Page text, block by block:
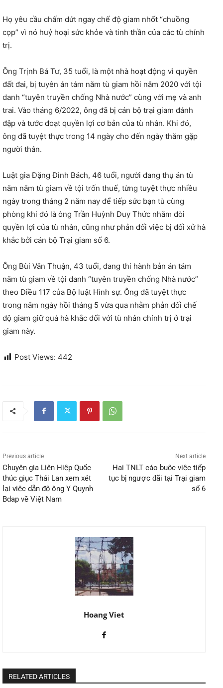
Họ yêu cầu chấm dứt ngay chế độ giam nhốt “chuồng
cọp” vì nó huỷ hoại sức khỏe và tinh thần của các tù chính
trị.
Ông Trịnh Bá Tư, 35 tuổi, là một nhà hoạt động vì quyền
đất đai, bị tuyên án tám năm tù giam hồi năm 2020 với tội
danh “tuyên truyền chống Nhà nước” cùng với mẹ và anh
trai. Vào tháng 6/2022, ông đã bị cán bộ trại giam đánh
đập và tước đoạt quyền lợi cơ bản của tù nhân. Khi đó,
ông đã tuyệt thực trong 14 ngày cho đến ngày thăm gặp
người thân.
Luật gia Đặng Đình Bách, 46 tuổi, người đang thụ án tù
năm năm tù giam về tội trốn thuế, từng tuyệt thực nhiều
ngày trong tháng 2 năm nay để tiếp sức bạn tù cùng
phòng khi đó là ông Trần Huỳnh Duy Thức nhằm đòi
quyền lợi của tù nhân, cũng như phản đối việc bị đối xử hà
khắc bởi cán bộ Trại giam số 6.
Ông Bùi Văn Thuận, 43 tuổi, đang thi hành bản án tám
năm tù giam về tội danh “tuyên truyền chống Nhà nước”
theo Điều 117 của Bộ luật Hình sự. Ông đã tuyệt thực
trong năm ngày hồi tháng 5 vừa qua nhằm phản đối chế
độ giam giữ quá hà khắc đối với tù nhân chính trị ở trại
giam này.
Post Views: 442
Previous article
Chuyên gia Liên Hiệp Quốc
thúc giục Thái Lan xem xét
lại việc dẫn độ ông Y Quynh
Bdap về Việt Nam
Next article
Hai TNLT cáo buộc việc tiếp
tục bị ngược đãi tại Trại giam
số 6
Hoang Viet
RELATED ARTICLES